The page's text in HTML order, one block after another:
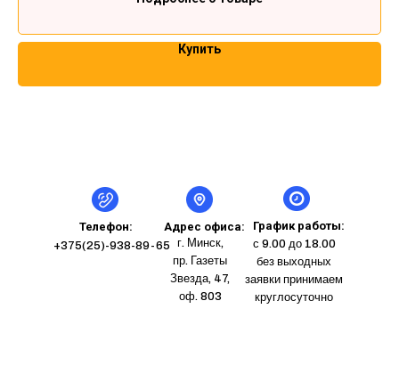
Купить
Адрес офиса:
г. Минск,
пр. Газеты
Звезда, 47,
оф. 803
Телефон: График работы:
+375(25)-938-89-65
с 9.00 до 18.00
без выходных
заявки принимаем
круглосуточно